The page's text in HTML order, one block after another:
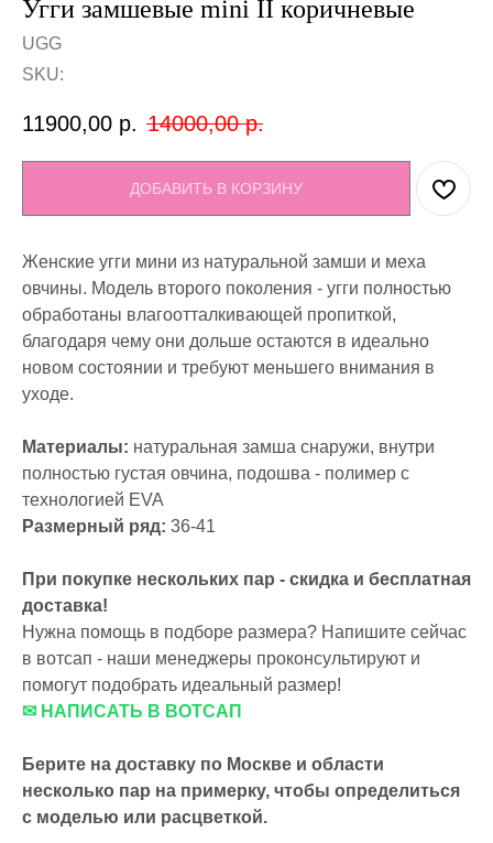
Угги замшевые mini II коричневые
UGG
SKU:
11900,00 р. 14000,00 р.
ДОБАВИТЬ В КОРЗИНУ
Женские угги мини из натуральной замши и меха
овчины. Модель второго поколения - угги полностью
обработаны влагоотталкивающей пропиткой,
благодаря чему они дольше остаются в идеально
новом состоянии и требуют меньшего внимания в
уходе.
Материалы: натуральная замша снаружи, внутри
полностью густая овчина, подошва - полимер с
технологией EVA
Размерный ряд: 36-41
При покупке нескольких пар - скидка и бесплатная
доставка!
Нужна помощь в подборе размера? Напишите сейчас
в вотсап - наши менеджеры проконсультируют и
помогут подобрать идеальный размер!
✉ НАПИСАТЬ В ВОТСАП
Берите на доставку по Москве и области
несколько пар на примерку, чтобы определиться
с моделью или расцветкой.